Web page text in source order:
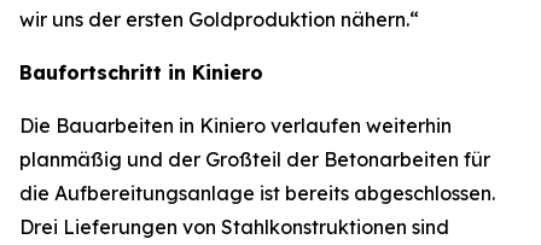
wir uns der ersten Goldproduktion nähern.“
Baufortschritt in Kiniero
Die Bauarbeiten in Kiniero verlaufen weiterhin
planmäßig und der Großteil der Betonarbeiten für
die Aufbereitungsanlage ist bereits abgeschlossen.
Drei Lieferungen von Stahlkonstruktionen sind